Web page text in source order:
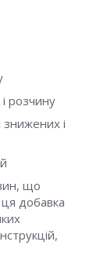
розчину
і
що
добавка